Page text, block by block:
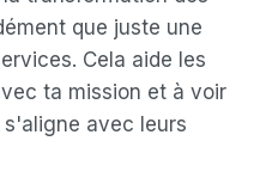
que juste une
Cela aide les
ta mission et à voir
avec leurs